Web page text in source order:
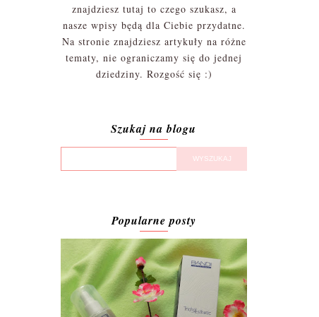
znajdziesz tutaj to czego szukasz, a
nasze wpisy będą dla Ciebie przydatne.
Na stronie znajdziesz artykuły na różne
tematy, nie ograniczamy się do jednej
dziedziny. Rozgość się :)
Szukaj na blogu
Popularne posty